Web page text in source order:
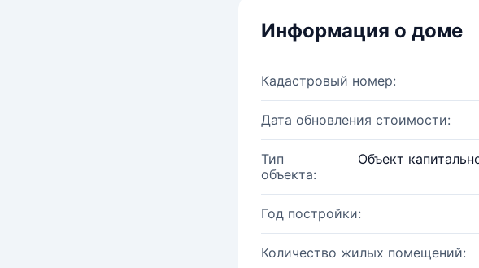
Информация о доме
Кадастровый номер:
Дата обновления стоимости:
Тип
объекта:
Объект
Год постройки:
Количество жилых помещений: